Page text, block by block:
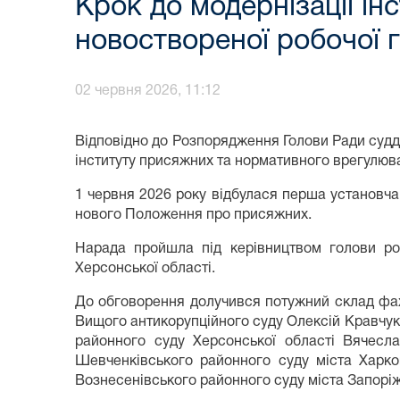
​Крок до модернізації
новоствореної робочої
02 червня 2026, 11:12
Відповідно до Розпорядження Голови Ради
інституту присяжних та нормативного
1 червня 2026 року відбулася перша
нового Положення про присяжних.
Нарада пройшла під керівництвом голови
Херсонської області.
До обговорення долучився потужний склад
Вищого антикорупційного суду Олексій
районного суду Херсонської області
Шевченківського районного суду міста
Вознесенівського районного суду міста